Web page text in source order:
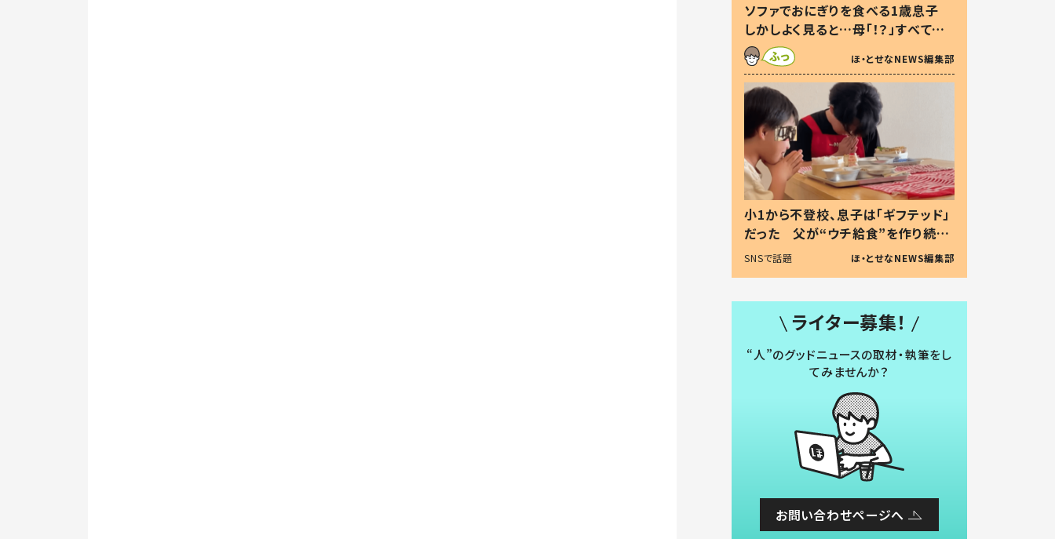
ソファでおにぎりを食べる1歳息子
しかしよく見ると…母「！？」すべてを
察した母の投稿に「可愛いから許
す！」「現行犯〜」
ほ・とせなNEWS編集部
小1から不登校、息子は「ギフテッド」
だった 父が“ウチ給食”を作り続け
る理由とは #令和の親 #令和の子
SNSで話題 ほ・とせなNEWS編集部
ライター募集！
“人”のグッドニュースの取材・執筆をし
てみませんか？
お問い合わせページへ